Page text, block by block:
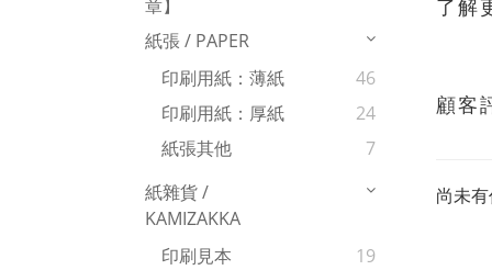
章】
紙張 / PAPER
印刷用紙：薄紙
46
印刷用紙：厚紙
24
紙張其他
7
紙雜貨 /
KAMIZAKKA
印刷見本
19
了解
顧客
尚未